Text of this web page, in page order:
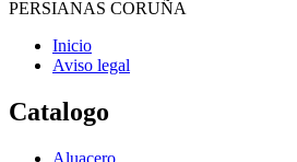
PERSIANAS CORUÑA
Inicio
Aviso legal
Catalogo
Aluacero